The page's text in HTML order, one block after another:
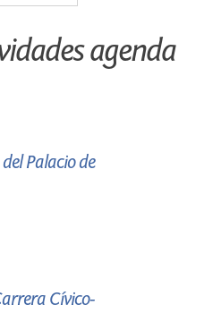
agenda
Palacio de
Cívico-